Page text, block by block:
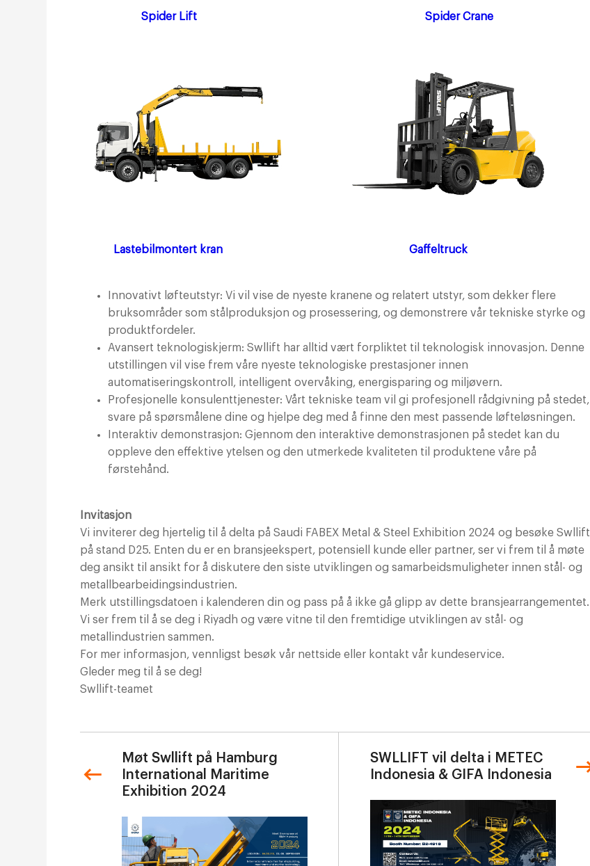
Spider Lift Spider Crane
Lastebilmontert kran Gaffeltruck
Innovativt løfteutstyr: Vi vil vise de nyeste kranene og relatert utstyr, som dekker flere
bruksområder som stålproduksjon og prosessering, og demonstrere vår tekniske styrke og
produktfordeler.
Avansert teknologiskjerm: Swllift har alltid vært forpliktet til teknologisk innovasjon. Denne
utstillingen vil vise frem våre nyeste teknologiske prestasjoner innen
automatiseringskontroll, intelligent overvåking, energisparing og miljøvern.
Profesjonelle konsulenttjenester: Vårt tekniske team vil gi profesjonell rådgivning på stedet,
svare på spørsmålene dine og hjelpe deg med å finne den mest passende løfteløsningen.
Interaktiv demonstrasjon: Gjennom den interaktive demonstrasjonen på stedet kan du
oppleve den effektive ytelsen og den utmerkede kvaliteten til produktene våre på
førstehånd.
Invitasjon
Vi inviterer deg hjertelig til å delta på Saudi FABEX Metal & Steel Exhibition 2024 og besøke Swllift
på stand D25. Enten du er en bransjeekspert, potensiell kunde eller partner, ser vi frem til å møte
deg ansikt til ansikt for å diskutere den siste utviklingen og samarbeidsmuligheter innen stål- og
metallbearbeidingsindustrien.
Merk utstillingsdatoen i kalenderen din og pass på å ikke gå glipp av dette bransjearrangementet.
Vi ser frem til å se deg i Riyadh og være vitne til den fremtidige utviklingen av stål- og
metallindustrien sammen.
For mer informasjon, vennligst besøk vår nettside eller kontakt vår kundeservice.
Gleder meg til å se deg!
Swllift-teamet
Møt Swllift på Hamburg
International Maritime
Exhibition 2024
SWLLIFT vil delta i METEC
Indonesia & GIFA Indonesia